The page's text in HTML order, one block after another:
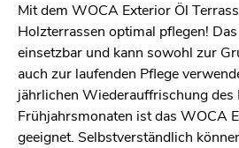
Mit dem WOCA Exterior Öl
Holzterrassen optimal pflegen!
einsetzbar und kann sowohl zur
auch zur laufenden Pflege
jährlichen Wiederauffrischung des
Frühjahrsmonaten ist das WOCA
geeignet. Selbstverständlich